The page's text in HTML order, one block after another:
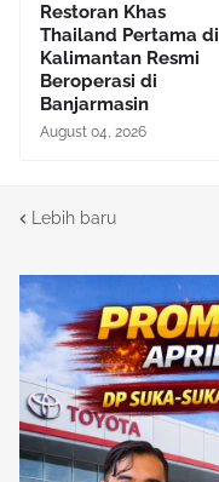
Restoran Khas
Thailand Pertama di
Kalimantan Resmi
Beroperasi di
Banjarmasin
August 04, 2026
Lebih baru